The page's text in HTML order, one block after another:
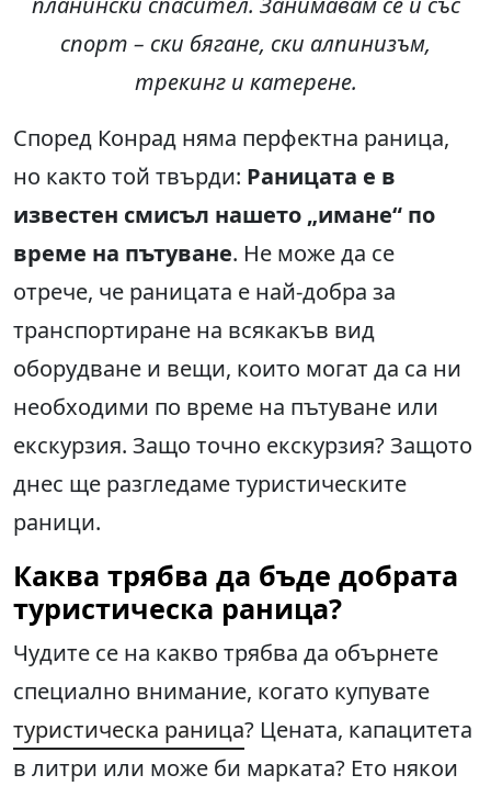
спорт – ски бягане, ски алпинизъм,
трекинг и катерене.
Според Конрад няма перфектна раница,
но както той твърди: Раницата е в
известен смисъл нашето „имане“ по
време на пътуване. Не може да се
отрече, че раницата е най-добра за
транспортиране на всякакъв вид
оборудване и вещи, които могат да са ни
необходими по време на пътуване или
екскурзия. Защо точно екскурзия? Защото
днес ще разгледаме туристическите
раници.
Каква трябва да бъде добрата
туристическа раница?
Чудите се на какво трябва да обърнете
специално внимание, когато купувате
туристическа раница? Цената, капацитета
в литри или може би марката? Ето някои